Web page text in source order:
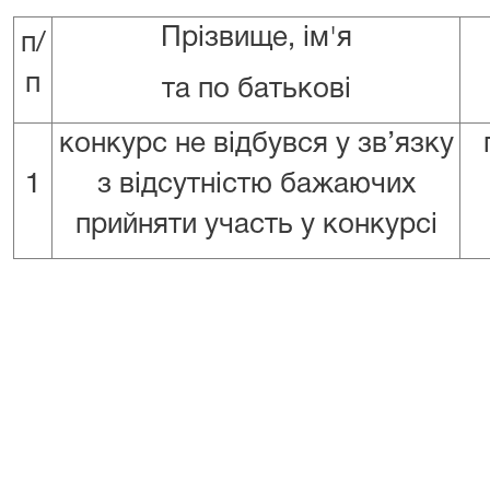
п/
п
Прізвище, ім'я
та по батькові
1
конкурс не відбувся у зв’язку
з відсутністю бажаючих
прийняти участь у конкурсі